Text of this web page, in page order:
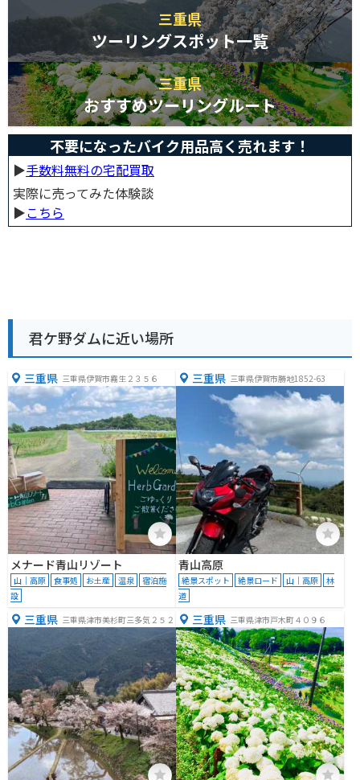
三重県
ツーリングスポット一覧
三重県
おすすめツーリングルート
不要になったバイク用品高く売れます！
▶︎手数料無料の宅配買取
実際に売ってみた体験談
▶︎こちら
君ケ野ダムに近い場所
三重県 三重県伊賀市霧生２３５６
メナード青山リゾート
山｜高原 食事処 お土産 温泉
宿泊施
設
三重県 三重県伊賀市勝地1852-63
青山高原
絶景スポット 絶景ロード 山｜高原
林
道
三重県 三重県津市美杉町三多気２５２ 三重県 三重県津市戸木町４０９６